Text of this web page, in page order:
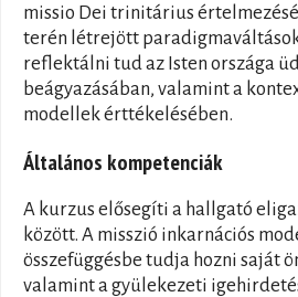
missio Dei trinitárius
terén létrejött
reflektálni tud az Isten országa
beágyazásában, valamint a
modellek érttékelésében.
Általános kompetenciák
A kurzus elősegíti a hallgató
között. A misszió inkarnációs
összefüggésbe tudja hozni saját
valamint a gyülekezeti